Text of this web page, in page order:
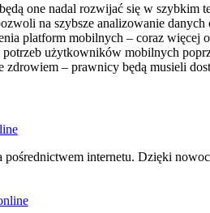
one nadal rozwijać się w
na szybsze analizowanie
platform mobilnych – coraz
użytkowników mobilnych
– prawnicy będą musieli
pośrednictwem internetu. Dzięki